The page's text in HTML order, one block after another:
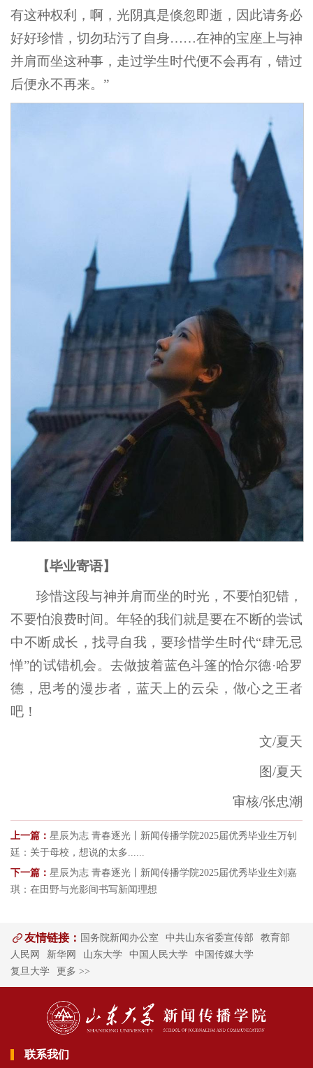
有这种权利，啊，光阴真是倏忽即逝，因此请务必
好好珍惜，切勿玷污了自身……在神的宝座上与神
并肩而坐这种事，走过学生时代便不会再有，错过
后便永不再来。”
【毕业寄语】
珍惜这段与神并肩而坐的时光，不要怕犯错，
不要怕浪费时间。年轻的我们就是要在不断的尝试
中不断成长，找寻自我，要珍惜学生时代“肆无忌
惮”的试错机会。去做披着蓝色斗篷的恰尔德·哈罗
德，思考的漫步者，蓝天上的云朵，做心之王者
吧！
文/夏天
图/夏天
审核/张忠潮
上一篇： 星辰为志 青春逐光丨新闻传播学院2025届优秀毕业生万钊
廷：关于母校，想说的太多......
下一篇： 星辰为志 青春逐光丨新闻传播学院2025届优秀毕业生刘嘉
琪：在田野与光影间书写新闻理想
友情链接： 国务院新闻办公室 中共山东省委宣传部
教育部
人民网
新华网 山东大学 中国人民大学
中国传媒大学
复旦大学
更多 >>
联系我们